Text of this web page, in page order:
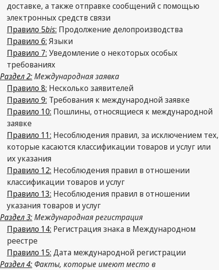
доставке, а также отправке сообщений с помощью
электронных средств связи
Правило 5bis: Продолжение делопроизводства
Правило 6: Языки
Правило 7: Уведомление о некоторых особых
требованиях
Раздел 2:Международная заявка
Правило 8: Несколько заявителей
Правило 9: Требования к международной заявке
Правило 10: Пошлины, относящиеся к международной
заявке
Правило 11: Несоблюдения правил, за исключением тех,
которые касаются классификации товаров и услуг или
их указания
Правило 12: Несоблюдения правил в отношении
классификации товаров и услуг
Правило 13: Несоблюдения правил в отношении
указания товаров и услуг
Раздел 3:Международная регистрация
Правило 14: Регистрация знака в Международном
реестре
Правило 15: Дата международной регистрации
Раздел 4: Факты, которые имеют место в